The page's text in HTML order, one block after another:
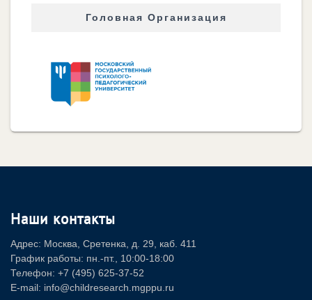
Головная Организация
Наши контакты
Адрес: Москва, Сретенка, д. 29, каб. 411
График работы: пн.-пт., 10:00-18:00
Телефон: +7 (495) 625-37-52
E-mail: info@childresearch.mgppu.ru